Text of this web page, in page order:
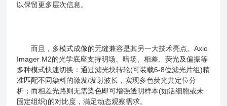
以保留更多层次信息。
而且，多模式成像的无缝兼容是其另一大技术亮点。Axio
Imager M2的光学底座支持明场、暗场、相差、荧光及偏振等
多种模式快速切换：通过滤光块转轮(可装载6-8位滤光片组)精
准匹配不同染料的激发/发射波长，实现多色荧光共定位分
析；而相差光路则无需染色即可增强透明样本(如活细胞或未
固定组织)的对比度，满足动态观察需求。